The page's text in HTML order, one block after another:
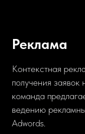
Реклама
Контекстная
получения
команда
ведению
Adwords.